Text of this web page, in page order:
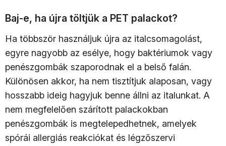
Baj-e, ha újra töltjük a PET palackot?
Ha többször használjuk újra az italcsomagolást,
egyre nagyobb az esélye, hogy baktériumok vagy
penészgombák szaporodnak el a belső falán.
Különösen akkor, ha nem tisztítjuk alaposan, vagy
hosszabb ideig hagyjuk benne állni az italunkat. A
nem megfelelően szárított palackokban
penészgombák is megtelepedhetnek, amelyek
spórái allergiás reakciókat és légzőszervi